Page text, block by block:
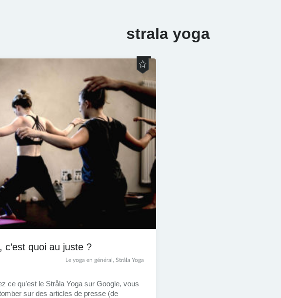
strala yoga
c’est quoi au juste ?
Le yoga en général , Stråla Yoga
ce qu’est le Stråla Yoga sur Google, vous
sur des articles de presse (de